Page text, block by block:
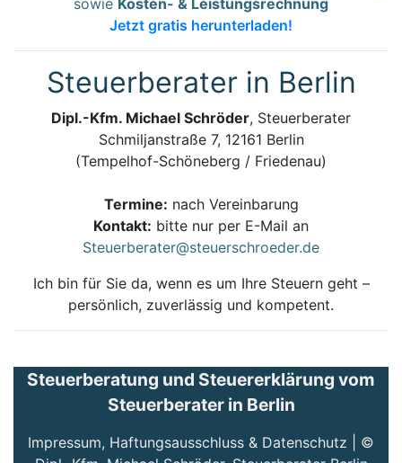
Jetzt gratis herunterladen!
Steuerberater in Berlin
Dipl.-Kfm. Michael Schröder, Steuerberater
Schmiljanstraße 7, 12161 Berlin
(Tempelhof-Schöneberg / Friedenau)
Termine: nach Vereinbarung
Kontakt: bitte nur per E-Mail an
Steuerberater@steuerschroeder.de
Ich bin für Sie da, wenn es um Ihre Steuern geht –
persönlich, zuverlässig und kompetent.
Steuerberatung und Steuererklärung vom
Steuerberater in Berlin
Impressum, Haftungsausschluss & Datenschutz | ©